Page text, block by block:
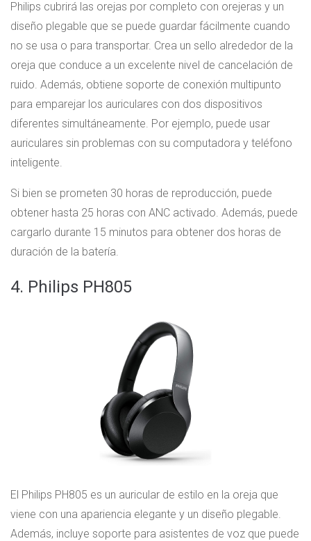
Philips cubrirá las orejas por completo con orejeras y un
diseño plegable que se puede guardar fácilmente cuando
no se usa o para transportar. Crea un sello alrededor de la
oreja que conduce a un excelente nivel de cancelación de
ruido. Además, obtiene soporte de conexión multipunto
para emparejar los auriculares con dos dispositivos
diferentes simultáneamente. Por ejemplo, puede usar
auriculares sin problemas con su computadora y teléfono
inteligente.
Si bien se prometen 30 horas de reproducción, puede
obtener hasta 25 horas con ANC activado. Además, puede
cargarlo durante 15 minutos para obtener dos horas de
duración de la batería.
4. Philips PH805
El Philips PH805 es un auricular de estilo en la oreja que
viene con una apariencia elegante y un diseño plegable.
Además, incluye soporte para asistentes de voz que puede